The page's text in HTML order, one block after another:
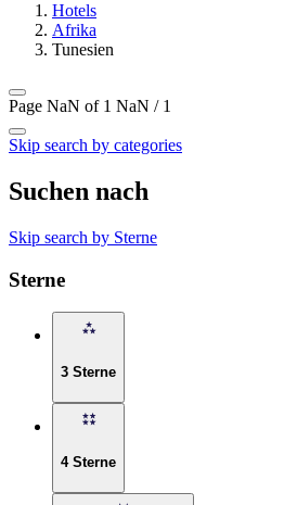
Hotels
Afrika
Tunesien
Page NaN of 1 NaN / 1
Skip search by categories
Suchen nach
Skip search by Sterne
Sterne
3 Sterne
4 Sterne